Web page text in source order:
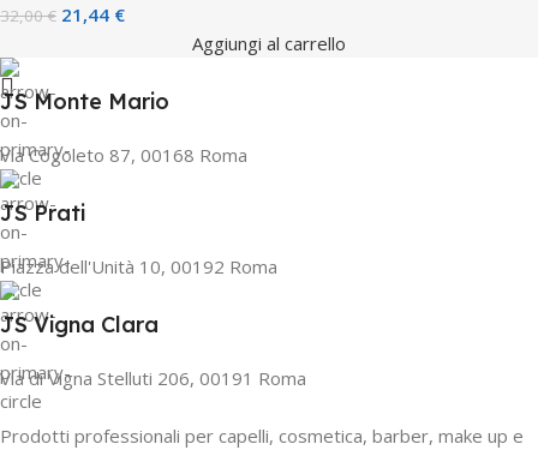
32,00€ 21,44 €
Aggiungi al carrello
JS Monte Mario
Via Cogoleto 87, 00168 Roma
JS Prati
Piazza dell'Unità 10, 00192 Roma
JS Vigna Clara
Via di Vigna Stelluti 206, 00191 Roma
Prodotti professionali per capelli, cosmetica, barber, make up e